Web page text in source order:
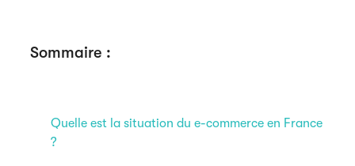
Sommaire :
Quelle est la situation du e-commerce en France
?